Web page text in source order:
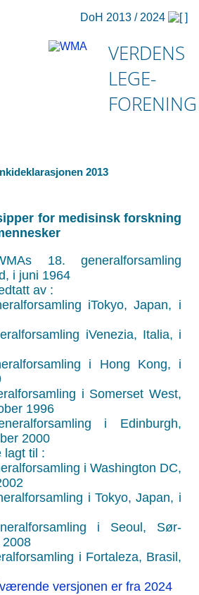
DoH 2013 / 2024
VERDENS
LEGE-
FORENING
2013
for medisinsk forskning
18. generalforsamling
i juni 1964
av :
iTokyo, Japan, i
iVenezia, Italia, i
i Hong Kong, i
i Somerset West,
1996
i Edinburgh,
2000
lagt til :
i Washington DC,
i Tokyo, Japan, i
i Seoul, Sør-
2008
i Fortaleza, Brasil,
versjonen er fra 2024